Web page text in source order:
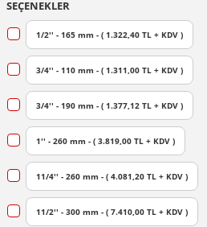
SEÇENEKLER
1/2'' - 165 mm - ( 1.322,40 TL + KDV )
3/4'' - 110 mm - ( 1.311,00 TL + KDV )
3/4'' - 190 mm - ( 1.377,12 TL + KDV )
1'' - 260 mm - ( 3.819,00 TL + KDV )
11/4'' - 260 mm - ( 4.081,20 TL + KDV )
11/2'' - 300 mm - ( 7.410,00 TL + KDV )